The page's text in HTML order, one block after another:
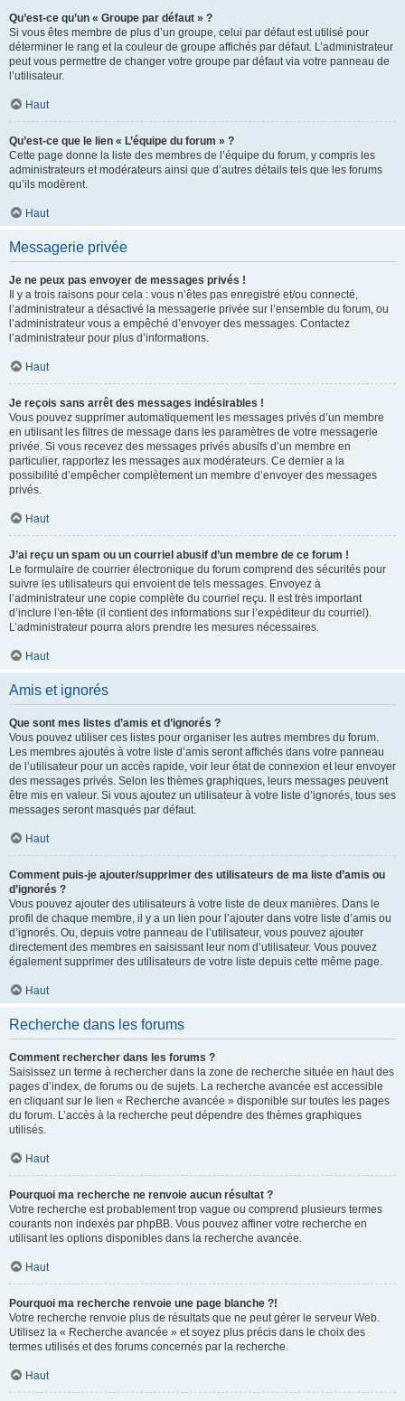
Qu’est-ce qu’un « Groupe par défaut » ?
Si vous êtes membre de plus d’un groupe, celui par défaut est utilisé pour
déterminer le rang et la couleur de groupe affichés par défaut. L’administrateur
peut vous permettre de changer votre groupe par défaut via votre panneau de
l’utilisateur.
Haut
Qu’est-ce que le lien « L’équipe du forum » ?
Cette page donne la liste des membres de l’équipe du forum, y compris les
administrateurs et modérateurs ainsi que d’autres détails tels que les forums
qu’ils modèrent.
Haut
Messagerie privée
Je ne peux pas envoyer de messages privés !
Il y a trois raisons pour cela : vous n’êtes pas enregistré et/ou connecté,
l’administrateur a désactivé la messagerie privée sur l’ensemble du forum, ou
l’administrateur vous a empêché d’envoyer des messages. Contactez
l’administrateur pour plus d’informations.
Haut
Je reçois sans arrêt des messages indésirables !
Vous pouvez supprimer automatiquement les messages privés d’un membre
en utilisant les filtres de message dans les paramètres de votre messagerie
privée. Si vous recevez des messages privés abusifs d’un membre en
particulier, rapportez les messages aux modérateurs. Ce dernier a la
possibilité d’empêcher complètement un membre d’envoyer des messages
privés.
Haut
J’ai reçu un spam ou un courriel abusif d’un membre de ce forum !
Le formulaire de courrier électronique du forum comprend des sécurités pour
suivre les utilisateurs qui envoient de tels messages. Envoyez à
l’administrateur une copie complète du courriel reçu. Il est très important
d’inclure l’en-tête (il contient des informations sur l’expéditeur du courriel).
L’administrateur pourra alors prendre les mesures nécessaires.
Haut
Amis et ignorés
Que sont mes listes d’amis et d’ignorés ?
Vous pouvez utiliser ces listes pour organiser les autres membres du forum.
Les membres ajoutés à votre liste d’amis seront affichés dans votre panneau
de l’utilisateur pour un accès rapide, voir leur état de connexion et leur envoyer
des messages privés. Selon les thèmes graphiques, leurs messages peuvent
être mis en valeur. Si vous ajoutez un utilisateur à votre liste d’ignorés, tous ses
messages seront masqués par défaut.
Haut
Comment puis-je ajouter/supprimer des utilisateurs de ma liste d’amis ou
d’ignorés ?
Vous pouvez ajouter des utilisateurs à votre liste de deux manières. Dans le
profil de chaque membre, il y a un lien pour l’ajouter dans votre liste d’amis ou
d’ignorés. Ou, depuis votre panneau de l’utilisateur, vous pouvez ajouter
directement des membres en saisissant leur nom d’utilisateur. Vous pouvez
également supprimer des utilisateurs de votre liste depuis cette même page.
Haut
Recherche dans les forums
Comment rechercher dans les forums ?
Saisissez un terme à rechercher dans la zone de recherche située en haut des
pages d’index, de forums ou de sujets. La recherche avancée est accessible
en cliquant sur le lien « Recherche avancée » disponible sur toutes les pages
du forum. L’accès à la recherche peut dépendre des thèmes graphiques
utilisés.
Haut
Pourquoi ma recherche ne renvoie aucun résultat ?
Votre recherche est probablement trop vague ou comprend plusieurs termes
courants non indexés par phpBB. Vous pouvez affiner votre recherche en
utilisant les options disponibles dans la recherche avancée.
Haut
Pourquoi ma recherche renvoie une page blanche ?!
Votre recherche renvoie plus de résultats que ne peut gérer le serveur Web.
Utilisez la « Recherche avancée » et soyez plus précis dans le choix des
termes utilisés et des forums concernés par la recherche.
Haut